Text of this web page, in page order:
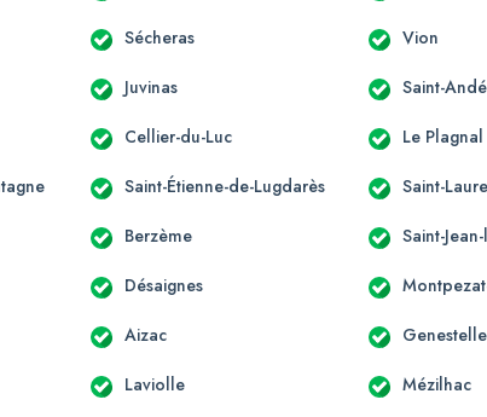
Sécheras Vion
Juvinas Saint-
Cellier-du-Luc Le Plagnal
Saint-Étienne-de-Lugdarès Saint-
Berzème Saint-
Désaignes
Aizac Genestelle
Laviolle Mézilhac